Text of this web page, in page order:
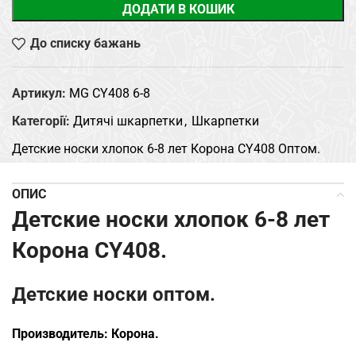
ДОДАТИ В КОШИК
До списку бажань
Артикул: MG CY408 6-8
Категорії: Дитячі шкарпетки , Шкарпетки
Детские носки хлопок 6-8 лет Корона CY408 Оптом.
ОПИС
Детские носки хлопок 6-8 лет
Корона CY408.
Детские носки оптом.
Производитель: Корона.